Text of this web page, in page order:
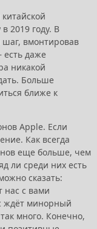
2019 году. В
вмонтировав
есть даже
никакой
Больше
ближе к
Apple. Если
Как всегда
еще больше, чем
ли среди них есть
сказать:
нас с вами
ждёт минорный
много. Конечно,